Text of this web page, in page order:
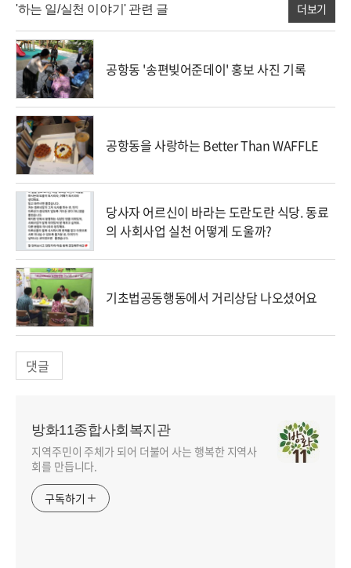
'하는 일/실천 이야기' 관련 글 더보기
공항동 '송편빚어준데이' 홍보 사진 기록
공항동을 사랑하는 Better Than WAFFLE
당사자 어르신이 바라는 도란도란 식당. 동료
의 사회사업 실천 어떻게 도울까?
기초법공동행동에서 거리상담 나오셨어요
댓글
방화11종합사회복지관
지역주민이 주체가 되어 더불어 사는 행복한 지역사
회를 만듭니다.
구독하기